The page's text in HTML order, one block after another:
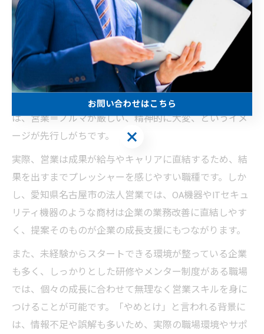
由
営業職はなぜやめとけと言われるのか
営業職が「やめとけ」と言われる主な理由には、数字目
標のプレッシャーや成果主義の評価制度、人との関係構
築の難しさなどが挙げられます。特に未経験者にとって
は、営業＝ノルマが厳しい、精神的に大変、というイメ
ージが先行しがちです。
実際、営業は成果が給与やキャリアに直結するため、結
果を出すまでプレッシャーを感じやすい職種です。しか
し、愛知県名古屋市の法人営業では、OA機器やITセキュ
リティ機器のような商材は企業の業務改善に直結しやす
く、提案そのものが企業の成長支援にもつながります。
また、未経験からスタートできる環境が整っている企業
も多く、しっかりとした研修やメンター制度がある職場
では、個々の成長に合わせて無理なく営業スキルを身に
つけることが可能です。「やめとけ」と言われる背景に
は、情報不足や誤解も多いため、実際の職場環境やサポ
お問い合わせはこちら
お問い合わせはこちら